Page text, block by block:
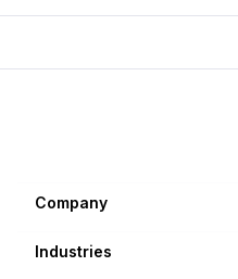
Company
Industries